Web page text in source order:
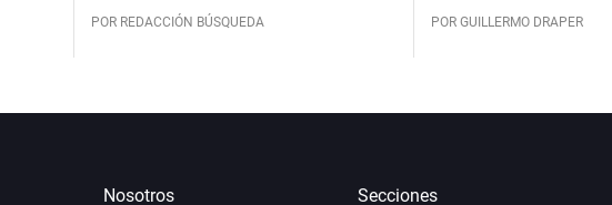
POR REDACCIÓN BÚSQUEDA POR GUILLERMO DRAPER
Nosotros
Secciones